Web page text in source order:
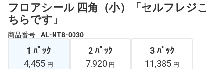
フロアシール 四角（小）「セルフレジこ
ちらです」
商品番号 AL-NT8-0030
1 ﾊﾟｯｸ
4,455 円
2 ﾊﾟｯｸ
7,920 円
3 ﾊﾟｯｸ
11,385 円